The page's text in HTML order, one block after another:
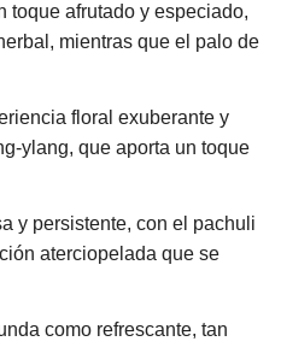
toque afrutado y especiado,
mientras que el palo de
floral exuberante y
ylang, que aporta un toque
y persistente, con el pachuli
aterciopelada que se
como refrescante, tan